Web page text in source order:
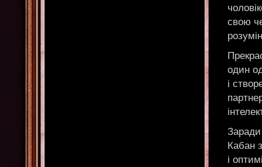
свою
один
і
Заради
Кабан
і